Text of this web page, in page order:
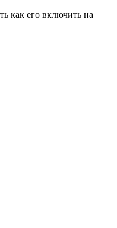
как его включить на